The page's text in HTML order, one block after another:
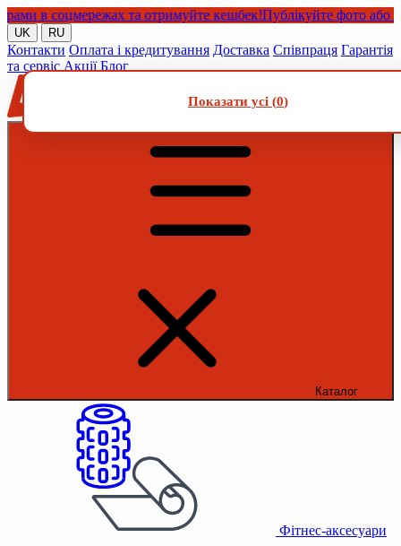
в соцмережах та отримуйте кешбек!Публікуйте фото або
UK RU
Контакти Оплата і кредитування Доставка Співпраця Гарантія
та сервіс Акції Блог
Каталог
Фітнес-аксесуари
Показати усі (0)